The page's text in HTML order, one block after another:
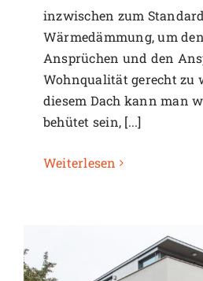
inzwischen zum
Wärmedämmung, um
Ansprüchen und den
Wohnqualität gerecht zu
diesem Dach kann man
behütet sein, [...]
Weiterlesen